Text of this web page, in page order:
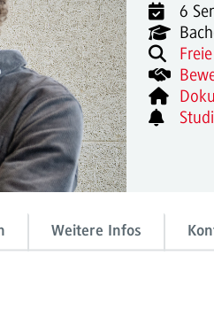
6
Weitere Infos